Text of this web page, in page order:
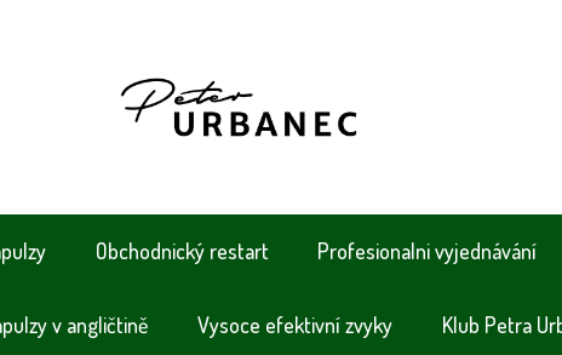
Obchodnický restart Profesionalni vyjednávání
v angličtině Vysoce efektivní zvyky Klub Petra